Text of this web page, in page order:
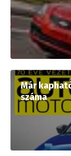
Már
száma